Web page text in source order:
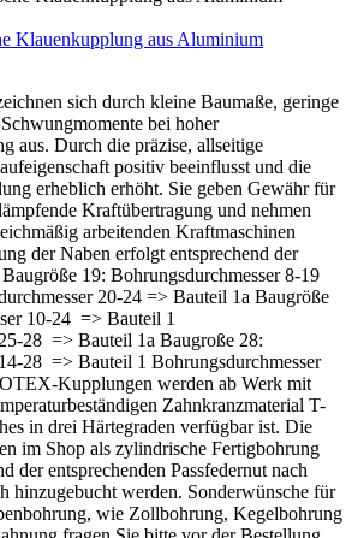
Klauenkupplung aus Aluminium
sich durch kleine Baumaße, geringe
bei hoher
aus. Durch die präzise, allseitige
positiv beeinflusst und die
erheblich erhöht. Sie geben Gewähr für
Kraftübertragung und nehmen
arbeitenden Kraftmaschinen
der Naben erfolgt entsprechend der
19: Bohrungsdurchmesser 8-19
20-24 => Bauteil 1a Baugröße
10-24 => Bauteil 1
28 => Bauteil 1a Baugroße 28:
28 => Bauteil 1 Bohrungsdurchmesser
Kupplungen werden ab Werk mit
Zahnkranzmaterial T-
in drei Härtegraden verfügbar ist. Die
im Shop als zylindrische Fertigbohrung
der entsprechenden Passfedernut nach
hinzugebucht werden. Sonderwünsche für
wie Zollbohrung, Kegelbohrung